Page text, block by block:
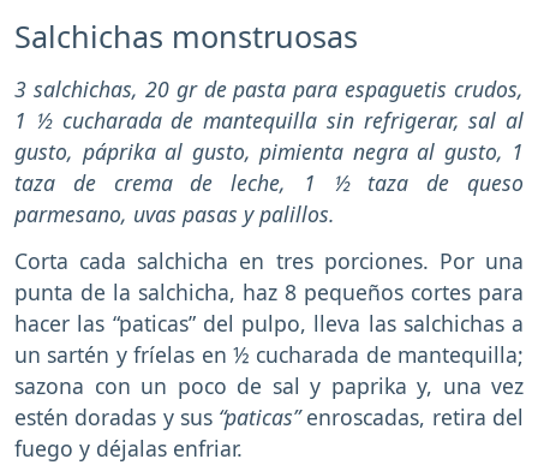
Salchichas monstruosas
3 salchichas, 20 gr de pasta para espaguetis crudos,
1 ½ cucharada de mantequilla sin refrigerar, sal al
gusto, páprika al gusto, pimienta negra al gusto, 1
taza de crema de leche, 1 ½ taza de queso
parmesano, uvas pasas y palillos.
Corta cada salchicha en tres porciones. Por una
punta de la salchicha, haz 8 pequeños cortes para
hacer las “paticas” del pulpo, lleva las salchichas a
un sartén y fríelas en ½ cucharada de mantequilla;
sazona con un poco de sal y paprika y, una vez
estén doradas y sus “paticas”enroscadas, retira del
fuego y déjalas enfriar.